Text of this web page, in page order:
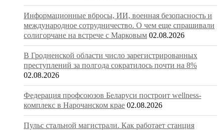
Информационные вбросы, ИИ, военная безопасность и
международное сотрудничество. О чем еще спрашивали
солигорчане на встрече с Марковым 02.08.2026
В Гродненской области число зарегистрированных
преступлений за полгода сократилось почти на 8%
02.08.2026
Федерация профсоюзов Беларуси построит wellness-
комплекс в Нарочанском крае 02.08.2026
Пульс стальной магистрали. Как работает станция